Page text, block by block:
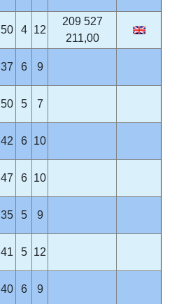
50 4 12
209 527
211,00
37 6 9
50 5 7
42 6 10
47 6 10
35 5 9
41 5 12
40 6 9